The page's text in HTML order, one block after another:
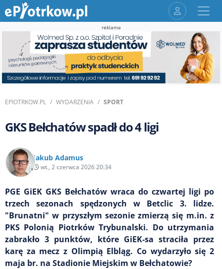
reklama
EPIOTRKOW.PL WYDARZENIA SPORT
GKS Bełchatów spadł do 4 ligi
Jakub Adamus
wt., 2 czerwca 2026 20:34
PGE GiEK GKS Bełchatów wraca do czwartej ligi po
trzech sezonach spędzonych w Betclic 3. lidze.
"Brunatni" w przyszłym sezonie zmierzą się m.in. z
PKS Polonią Piotrków Trybunalski. Do utrzymania
zabrakło 3 punktów, które GiEK-sa straciła przez
karę za mecz z Olimpią Elbląg. Co wydarzyło się 2
maja br. na Stadionie Miejskim w Bełchatowie?